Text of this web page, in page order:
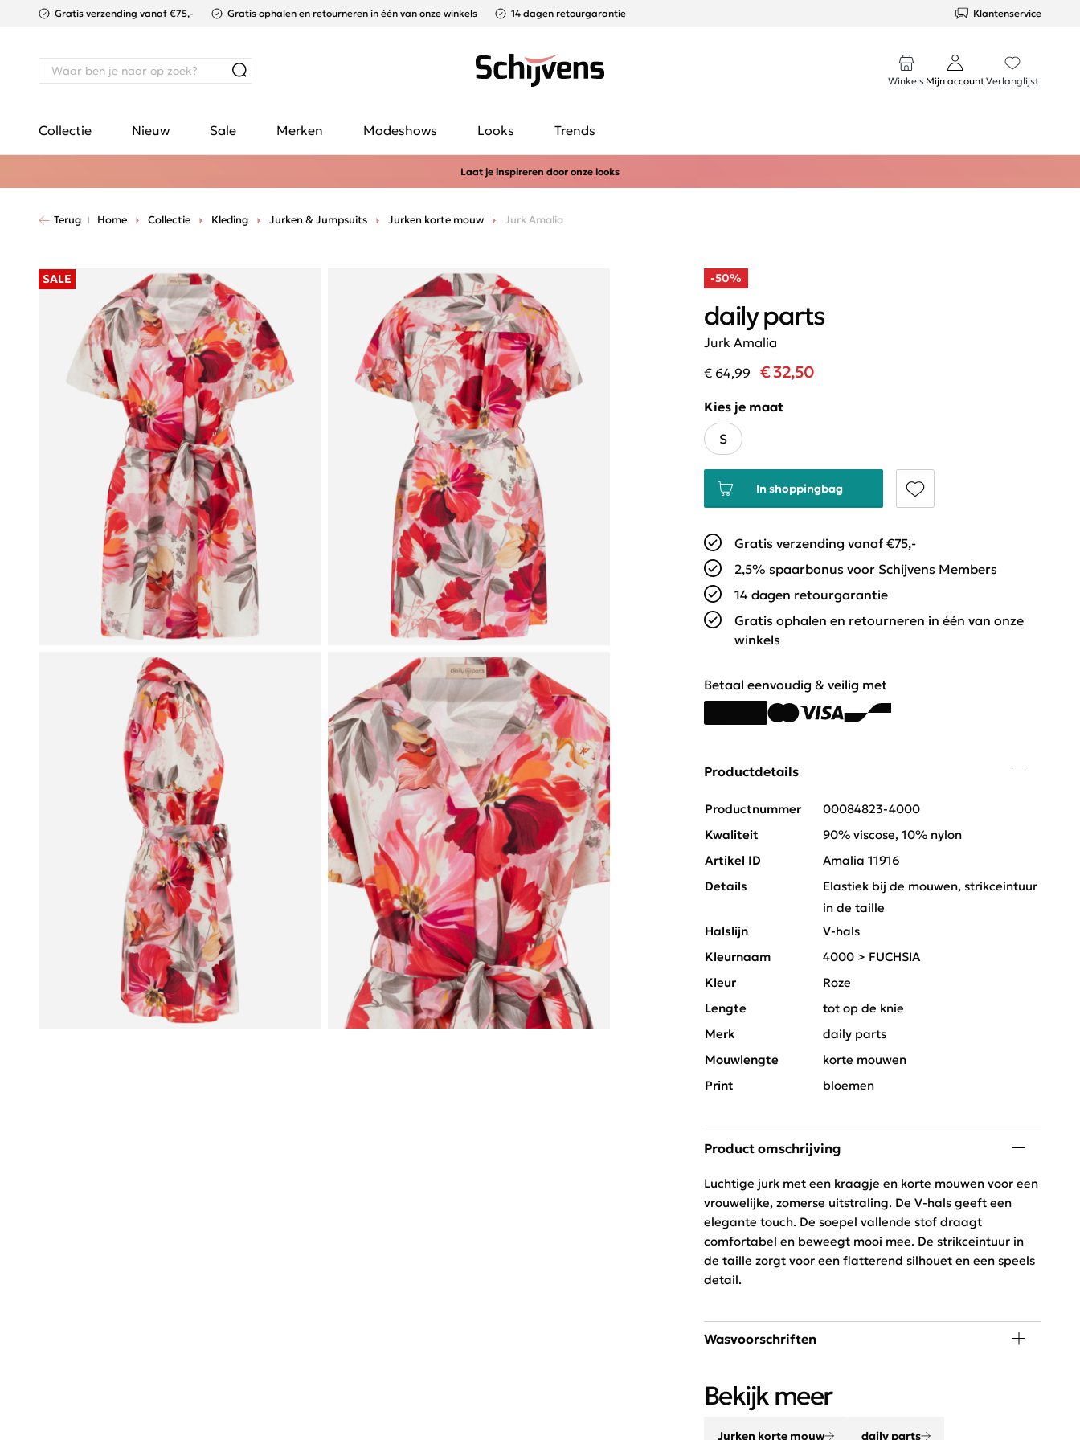
Gratis verzending vanaf €75,- Gratis ophalen en retourneren in één van onze winkels 14 dagen retourgarantie Klantenservice
Winkels Mijn accountVerlanglijst
Collectie Nieuw Sale Merken Modeshows Looks Trends
Laat je inspireren door onze looks
Terug Home Collectie Kleding Jurken & Jumpsuits Jurken korte mouw Jurk Amalia
SALE -50%
Jurk Amalia
daily parts
€ 64,99 € 32,50
Kies je maat
S
In shoppingbag
Gratis verzending vanaf €75,-
2,5% spaarbonus voor Schijvens Members
14 dagen retourgarantie
Gratis ophalen en retourneren in één van onze
winkels
Betaal eenvoudig & veilig met
Productdetails
Productnummer
00084823-4000
Kwaliteit
90% viscose, 10% nylon
Artikel ID
Amalia 11916
Details
Elastiek bij de mouwen, strikceintuur
in de taille
Halslijn
V-hals
Kleurnaam
4000 > FUCHSIA
Kleur
Roze
Lengte
tot op de knie
Merk
daily parts
Mouwlengte
korte mouwen
Print
bloemen
Product omschrijving
Luchtige jurk met een kraagje en korte mouwen voor een
vrouwelijke, zomerse uitstraling. De V-hals geeft een
elegante touch. De soepel vallende stof draagt
comfortabel en beweegt mooi mee. De strikceintuur in
de taille zorgt voor een flatterend silhouet en een speels
detail.
Wasvoorschriften
Bekijk meer
Jurken korte mouw daily parts